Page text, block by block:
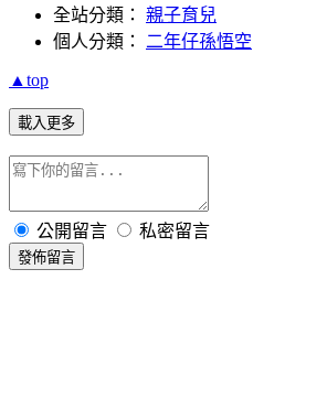
全站分類： 親子育兒
個人分類： 二年仔孫悟空
▲top
載入更多
公開留言 私密留言
發佈留言